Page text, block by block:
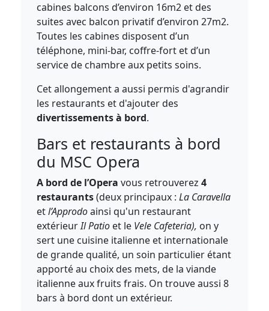
cabines balcons d’environ 16m2 et des
suites avec balcon privatif d’environ 27m2.
Toutes les cabines disposent d’un
téléphone, mini-bar, coffre-fort et d’un
service de chambre aux petits soins.
Cet allongement a aussi permis d'agrandir
les restaurants et d'ajouter des
divertissements à bord.
Bars et restaurants à bord
du MSC Opera
A bord de l’Opera vous retrouverez4
restaurants(deux principaux :La Caravella
etl’Approdoainsi qu'un restaurant
extérieurIl Patio et le Vele Cafeteria), on y
sert une cuisine italienne et internationale
de grande qualité, un soin particulier étant
apporté au choix des mets, de la viande
italienne aux fruits frais. On trouve aussi 8
bars à bord dont un extérieur.